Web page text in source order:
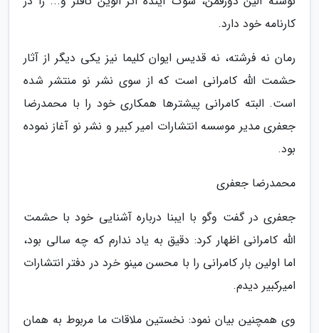
کارنامه خود دارد.
رمان نه فرشته، نه قدیس ایوان کلیما نیز یکی دیگر از آثار
حشمت الله کامرانی است که از سوی نشر نو منتشر شده
است. البته کامرانی پیشترها همکاری خود را با محمدرضا
جعفری مدیر موسسه انتشارات امیر کبیر و نشر نو آغاز نموده
بود.
محمدرضا جعفری
جعفری در گفت وگو با ایبنا درباره آشنایی خود با حشمت
الله کامرانی اظهار کرد: دقیق به یاد ندارم که چه سالی بود،
اما اولین بار کامرانی را با محسن مینو خرد در دفتر انتشارات
امیرکبیر دیدم.
وی همچنین بیان نمود: نخستین ملاقات ما مربوط به همان